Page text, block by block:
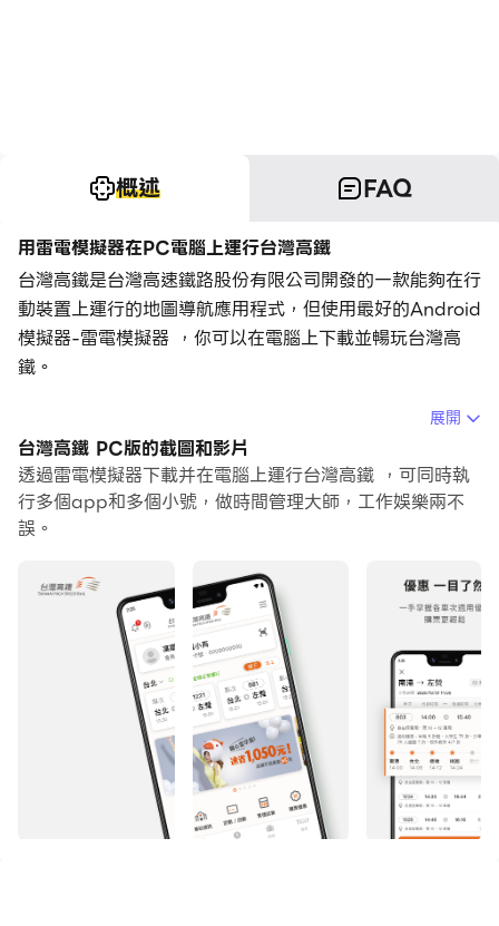
概述 FAQ
用雷電模擬器在PC電腦上運行台灣高鐵
台灣高鐵是台灣高速鐵路股份有限公司開發的一款能夠在行
動裝置上運行的地圖導航應用程式，但使用最好的Android
模擬器-雷電模擬器 ，你可以在電腦上下載並暢玩台灣高
鐵。
在電腦上運行台灣高鐵，您可以在大螢幕上清晰地瀏覽, 而
用滑鼠和鍵盤操控應用程式比用觸摸屏鍵盤要快得多，同時
你將永遠不必擔心設備的電量問題。
通過多開和同步功能，你甚至可以在PC上運行多個應用程
而文件互傳功能讓分享圖像、影片和文件也變得非常容易。
下載台灣高鐵並在PC上運行。享受PC端的大螢幕和高畫質
「台灣高鐵」App - 為台灣高鐵公司推出之全功能旅程服
務，我們不斷持續進化功能，給旅客全新及多元服務，輕鬆
規劃說走就走，就讓我們一起體驗「台灣高鐵 」App 吧!
展開
台灣高鐵 PC版的截圖和影片
透過雷電模擬器下載并在電腦上運行台灣高鐵 ，可同時執
行多個app和多個小號，做時間管理大師，工作娛樂兩不
誤。